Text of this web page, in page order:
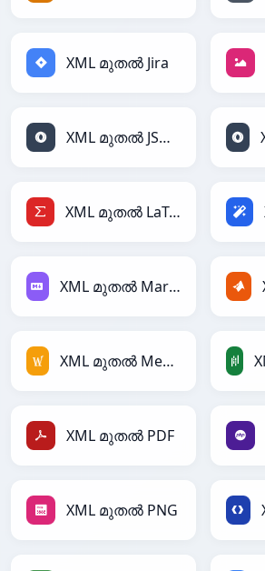
XML മുതൽ Jira
XML മുതൽ JSON
XML മുതൽ LaTeX
XML മുതൽ Markdown
XML മുതൽ MediaWiki
XML മുതൽ PDF
XML മുതൽ PNG